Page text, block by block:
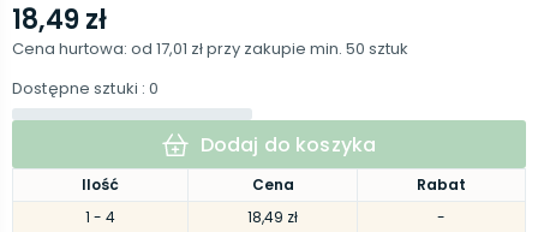
Ilość Cena
Rabat
1 - 4 18,49 zł
-
18,49 zł
Cena hurtowa: od 17,01 złprzy zakupie min. 50 sztuk
Dostępne sztuki : 0
Dodaj do koszyka